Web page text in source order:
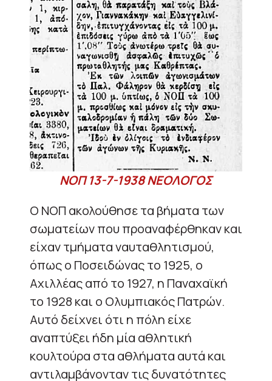
ΝΟΠ 13-7-1938 ΝΕΟΛΟΓΟΣ
Ο ΝΟΠ ακολούθησε τα βήματα των
σωματείων που προαναφέρθηκαν και
είχαν τμήματα ναυταθλητισμού,
όπως ο Ποσειδώνας το 1925, ο
Αχιλλέας από το 1927, η Παναχαϊκή
το 1928 και ο Ολυμπιακός Πατρών.
Αυτό δείχνει ότι η πόλη είχε
αναπτύξει ήδη μία αθλητική
κουλτούρα στα αθλήματα αυτά και
αντιλαμβάνονταν τις δυνατότητες